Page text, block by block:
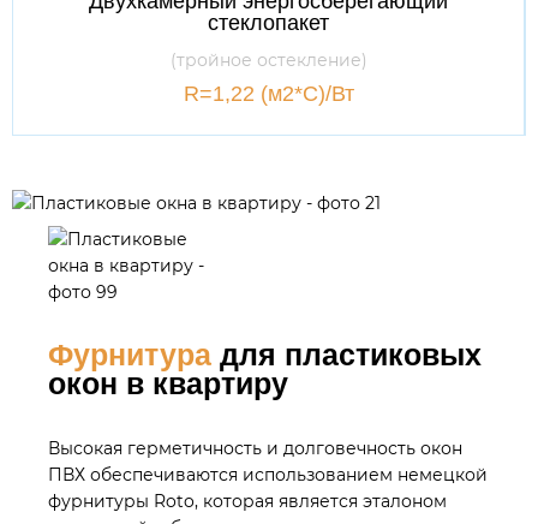
стеклопакет
(тройное остекление)
R=1,22 (м2*С)/Вт
Фурнитура для пластиковых
окон в квартиру
Высокая герметичность и долговечность окон
ПВХ обеспечиваются использованием немецкой
фурнитуры Roto, которая является эталоном